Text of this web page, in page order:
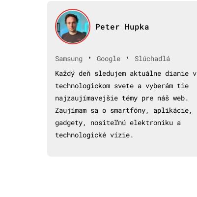
Peter Hupka
Samsung • Google •
Slúchadlá
Každý deň sledujem aktuálne dianie v
technologickom svete a vyberám tie
najzaujímavejšie témy pre náš web.
Zaujímam sa o smartfóny, aplikácie,
gadgety, nositeľnú elektroniku a
technologické vízie.